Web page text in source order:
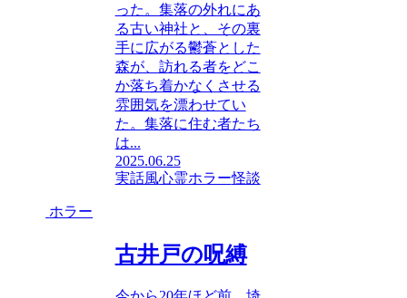
った。集落の外れにあ
る古い神社と、その裏
手に広がる鬱蒼とした
森が、訪れる者をどこ
か落ち着かなくさせる
雰囲気を漂わせてい
た。集落に住む者たち
は...
2025.06.25
実話風心霊ホラー怪談
ホラー
古井戸の呪縛